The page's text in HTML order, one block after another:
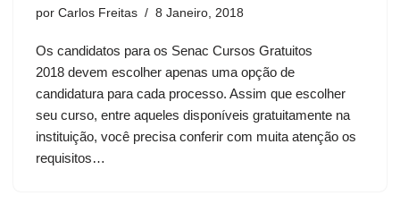
por Carlos Freitas 8 Janeiro, 2018
Os candidatos para os Senac Cursos Gratuitos
2018 devem escolher apenas uma opção de
candidatura para cada processo. Assim que escolher
seu curso, entre aqueles disponíveis gratuitamente na
instituição, você precisa conferir com muita atenção os
requisitos…